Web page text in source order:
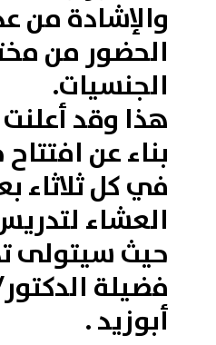
والإشادة من
الحضور من
الجنسيات.
هذا وقد
بناء عن
في كل ثلاثاء
العشاء
حيث سيتولى
فضيلة
أبوزيد .